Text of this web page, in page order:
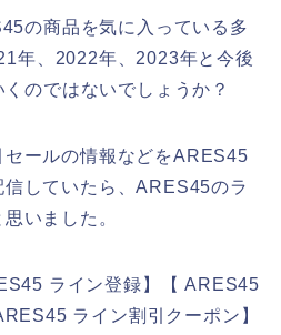
の商品を気に入っている多
年、2022年、2023年と今後
のではないでしょうか？
ールの情報などをARES45
していたら、ARES45のラ
いました。
ライン登録】【 ARES45
ライン割引クーポン】